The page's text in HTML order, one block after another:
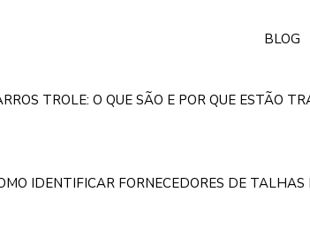
BLOG
TROLE: O QUE SÃO E POR QUE ESTÃO
IDENTIFICAR FORNECEDORES DE